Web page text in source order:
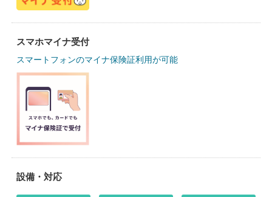
スマホマイナ受付
スマートフォンのマイナ保険証利用が可能
設備・対応